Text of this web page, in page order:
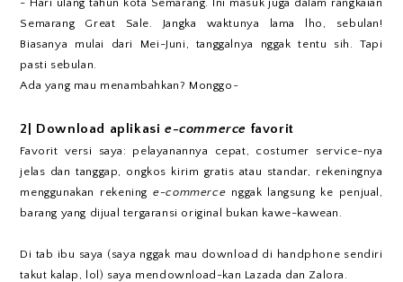
Semarang Great Sale. Jangka waktunya lama lho, sebulan!
Biasanya mulai dari Mei-Juni, tanggalnya nggak tentu sih. Tapi
pasti sebulan.
Ada yang mau menambahkan? Monggo~
2| Download aplikasie-commerce favorit
Favorit versi saya: pelayanannya cepat, costumer service-nya
jelas dan tanggap, ongkos kirim gratis atau standar, rekeningnya
menggunakan rekeninge-commerce nggak langsung ke penjual,
barang yang dijual tergaransi original bukan kawe-kawean.
Di tab ibu saya (saya nggak mau download di handphone sendiri
takut kalap, lol) saya mendownload-kan Lazada dan Zalora.